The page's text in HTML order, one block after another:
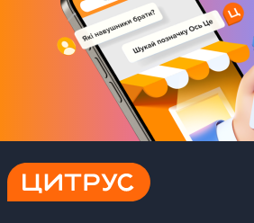
4x USB 3.0
1x USB 3.1 Type-C
Разъем для наушников 3.5 мм
Разъем для карт SD/SDHC/SDXC